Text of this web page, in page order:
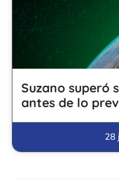
Suzano superó
antes de lo
28